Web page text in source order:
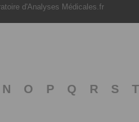
d'Analyses Médicales.fr
N O P Q R S T